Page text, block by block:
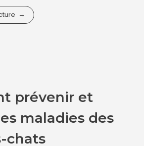
prévenir et
maladies des
chats